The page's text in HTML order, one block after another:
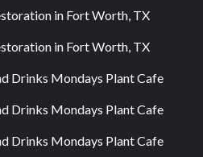
in Fort Worth, TX
in Fort Worth, TX
Drinks Mondays Plant Cafe
Drinks Mondays Plant Cafe
Drinks Mondays Plant Cafe